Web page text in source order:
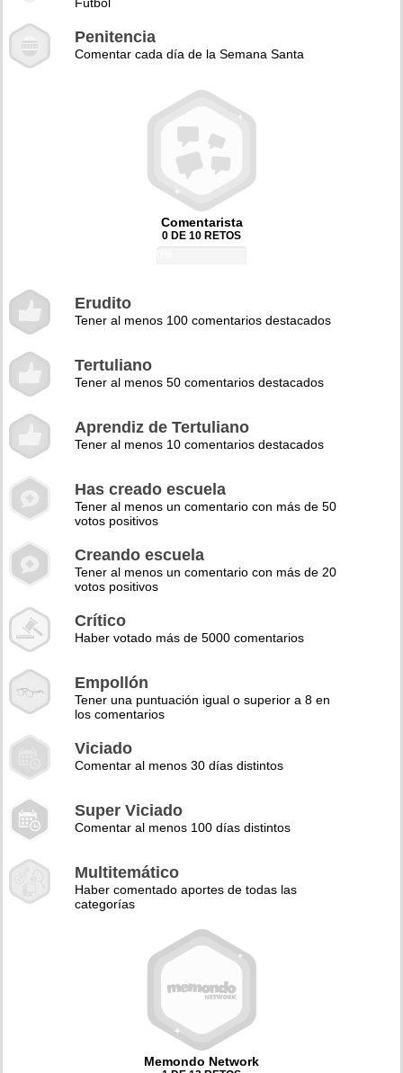
Penitencia
Comentar cada día de la Semana Santa
Comentarista
0 DE 10 RETOS
Erudito
Tener al menos 100 comentarios destacados
Tertuliano
Tener al menos 50 comentarios destacados
Aprendiz de Tertuliano
Tener al menos 10 comentarios destacados
Has creado escuela
Tener al menos un comentario con más de 50
votos positivos
Creando escuela
Tener al menos un comentario con más de 20
votos positivos
Crítico
Haber votado más de 5000 comentarios
Empollón
Tener una puntuación igual o superior a 8 en
los comentarios
Viciado
Comentar al menos 30 días distintos
Super Viciado
Comentar al menos 100 días distintos
Multitemático
Haber comentado aportes de todas las
categorías
Memondo Network